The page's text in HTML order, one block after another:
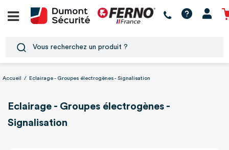
Accueil / Eclairage - Groupes électrogènes - Signalisation
Eclairage - Groupes électrogènes -
Signalisation